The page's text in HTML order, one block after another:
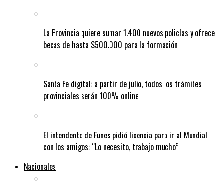
La Provincia quiere sumar 1.400 nuevos policías y ofrece
becas de hasta $500.000 para la formación
Santa Fe digital: a partir de julio, todos los trámites
provinciales serán 100% online
El intendente de Funes pidió licencia para ir al Mundial
con los amigos: “Lo necesito, trabajo mucho”
Nacionales